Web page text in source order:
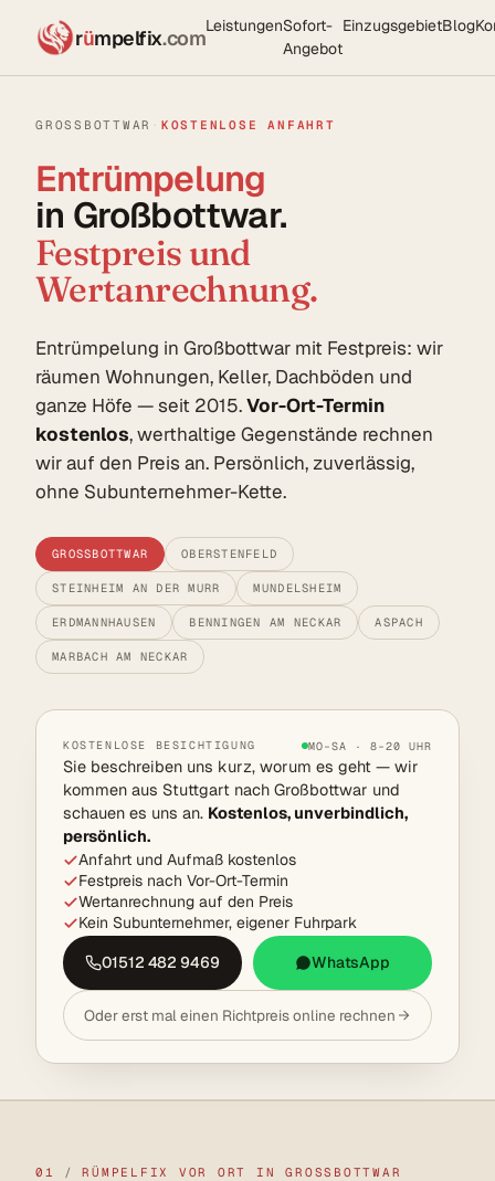
rümpelfix.comLeistungenSofort-
Angebot
EinzugsgebietBlog
GROSSBOTTWAR · KOSTENLOSE ANFAHRT
Entrümpelung
in Großbottwar.
Festpreis und
Wertanrechnung.
Entrümpelung in Großbottwar mit Festpreis: wir
räumen Wohnungen, Keller, Dachböden und
ganze Höfe — seit 2015.Vor-Ort-Termin
kostenlos, werthaltige Gegenstände rechnen
wir auf den Preis an. Persönlich, zuverlässig,
ohne Subunternehmer-Kette.
GROSSBOTTWAR OBERSTENFELD
STEINHEIM AN DER MURR MUNDELSHEIM
ERDMANNHAUSEN BENNINGEN AM NECKAR ASPACH
MARBACH AM NECKAR
KOSTENLOSE BESICHTIGUNG MO–SA · 8–20 UHR
Sie beschreiben uns kurz, worum es geht — wir
kommen aus Stuttgart nach Großbottwar und
schauen es uns an. Kostenlos, unverbindlich,
persönlich.
Anfahrt und Aufmaß kostenlos
Festpreis nach Vor-Ort-Termin
Wertanrechnung auf den Preis
Kein Subunternehmer, eigener Fuhrpark
01512 482 9469
WhatsApp
Oder erst mal einen Richtpreis online rechnen
01 / RÜMPELFIX VOR ORT IN GROSSBOTTWAR